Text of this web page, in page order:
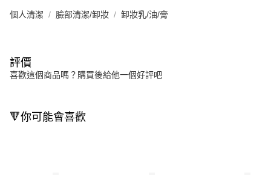
個人清潔 臉部清潔/卸妝 卸妝乳/油/膏
評價
喜歡這個商品嗎？購買後給他一個好評吧
🔻你可能會喜歡